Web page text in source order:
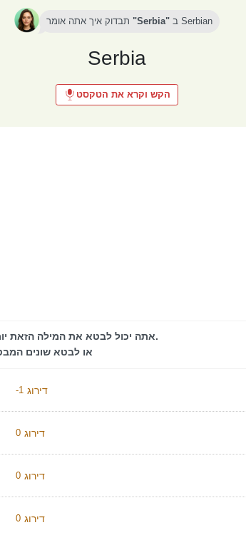
Serbia ב Serbian
Serbia
הקש וקרא את הטקסט
אתה יכול לבטא את המילה הזאת יותר.
או לבטא שונים
-1 דירוג
0 דירוג
0 דירוג
0 דירוג